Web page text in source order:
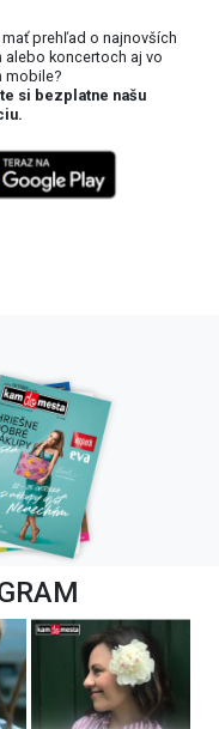
mať prehľad o najnovších
alebo koncertoch aj vo
mobile?
si bezplatne našu